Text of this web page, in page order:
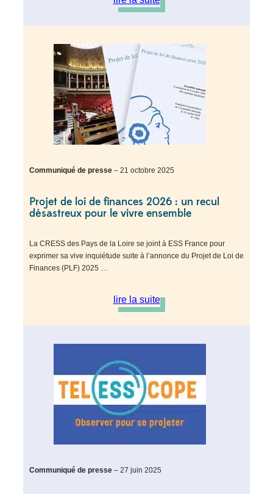
Communiqué de presse – 21 octobre 2025
Projet de loi de finances 2026 : un recul
désastreux pour le vivre ensemble
La CRESS des Pays de la Loire se joint à ESS France pour
exprimer sa vive inquiétude suite à l’annonce du Projet de Loi de
Finances (PLF) 2025 …
lire la suite
Communiqué de presse – 27 juin 2025